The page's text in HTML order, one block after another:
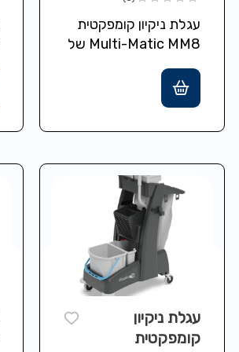
NUMATIC
עגלת ניקיון קומפקטית
Multi-Matic MM8 של
מערכת שטיפה מדודה
עגלת ניקיון
קומפקטית